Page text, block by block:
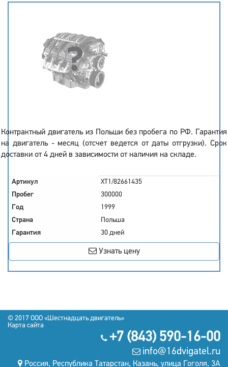
Контрактный двигатель из Польши без пробега по РФ. Гарантия
на двигатель - месяц (отсчет ведется от даты отгрузки). Срок
доставки от 4 дней в зависимости от наличия на складе.
Артикул
XT1/82661435
Пробег
300000
Год
1999
Страна
Польша
Гарантия
30 дней
Узнать цену
© 2017 OOO «Шестнадцать двигатель»
Карта сайта
+7 (843) 590-16-00
info@16dvigatel.ru
Россия, Республика Татарстан, Казань, улица Гоголя, 3А